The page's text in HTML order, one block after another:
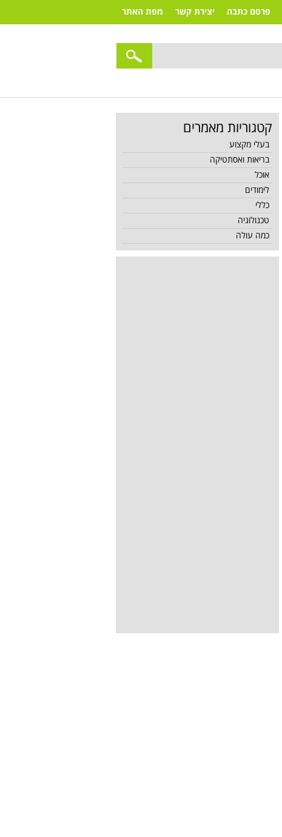
פרסם כתבה יצירת קשר מפת האתר
קטגוריות מאמרים
בעלי מקצוע
בריאות ואסתטיקה
אוכל
לימודים
כללי
טכנולוגיה
כמה עולה